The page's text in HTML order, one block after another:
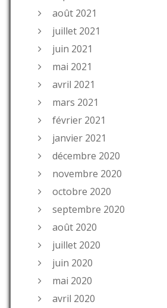
août 2021
juillet 2021
juin 2021
mai 2021
avril 2021
mars 2021
février 2021
janvier 2021
décembre 2020
novembre 2020
octobre 2020
septembre 2020
août 2020
juillet 2020
juin 2020
mai 2020
avril 2020